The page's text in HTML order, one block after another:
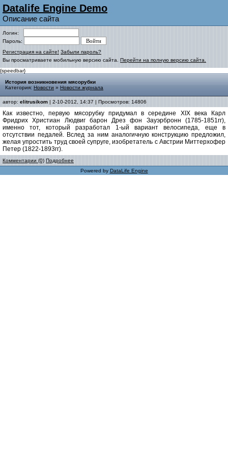
Datalife Engine Demo
Описание сайта
Логин:
Пароль:
Регистрация на сайте! Забыли пароль?
Вы просматриваете мобильную версию сайта. Перейти на полную версию сайта.
{speedbar}
История возникновения мясорубки
Категория: Новости » Новости журнала
автор: elitrusikom | 2-10-2012, 14:37 | Просмотров: 14806
Как известно, первую мясорубку придумал в середине XIX века Карл
Фридрих Христиан Людвиг барон Дрез фон Зауэрбронн (1785-1851гг),
именно тот, который разработал 1-ый вариант велосипеда, еще в
отсутствии педалей. Вслед за ним аналогичную конструкцию предложил,
желая упростить труд своей супруге, изобретатель c Австрии Миттерхофер
Петер (1822-1893гг).
Комментарии (0) Подробнее
Powered by DataLife Engine